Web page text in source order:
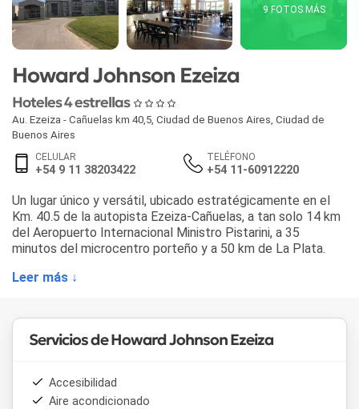
9 FOTOS MÁS
Howard Johnson Ezeiza
Hoteles 4 estrellas
Au. Ezeiza - Cañuelas km 40,5 Ciudad de Buenos Aires Ciudad de
Buenos Aires
CELULAR
+54 9 11 38203422
TELÉFONO
+54 11-60912220
Un lugar único y versátil, ubicado estratégicamente en el
Km. 40.5 de la autopista Ezeiza-Cañuelas, a tan solo 14 km
del Aeropuerto Internacional Ministro Pistarini, a 35
minutos del microcentro porteño y a 50 km de La Plata.
Leer más ↓
Servicios de Howard Johnson Ezeiza
Accesibilidad
Aire acondicionado